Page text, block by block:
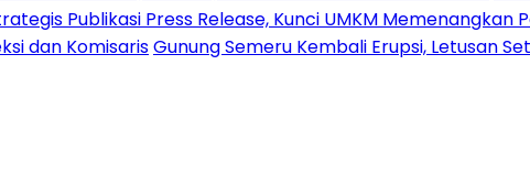
Publikasi Press Release, Kunci UMKM Memenangkan
dan KomisarisGunung Semeru Kembali Erupsi, Letusan